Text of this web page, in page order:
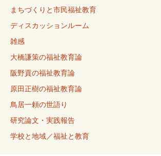
まちづくりと市民福祉教育
ディスカッションルーム
雑感
大橋謙策の福祉教育論
阪野貢の福祉教育論
原田正樹の福祉教育論
鳥居一頼の世語り
研究論文・実践報告
学校と地域／福祉と教育